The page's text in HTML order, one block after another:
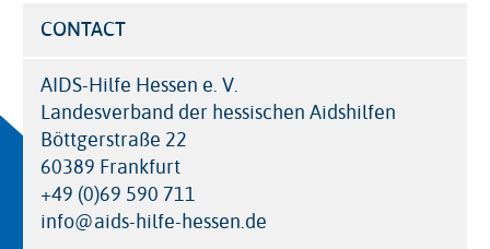
CONTACT
AIDS-Hilfe Hessen e. V.
Landesverband der hessischen Aidshilfen
Böttgerstraße 22
60389 Frankfurt
+49 (0)69 590 711
info@aids-hilfe-hessen.de